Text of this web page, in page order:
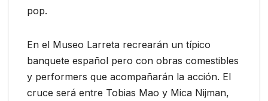
pop.
En el Museo Larreta recrearán un típico
banquete español pero con obras comestibles
y performers que acompañarán la acción. El
cruce será entre Tobias Mao y Mica Nijman,